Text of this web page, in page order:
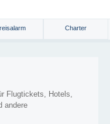
Charter
Flugtickets, Hotels,
andere